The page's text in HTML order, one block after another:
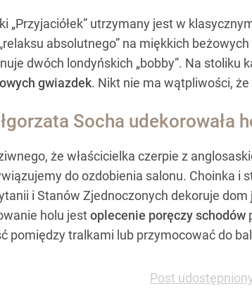
„Przyjaciółek” utrzymany jest w
absolutnego” na miękkich
dwóch londyńskich „bobby”. Na
gwiazdek. Nikt nie ma wątpliwości,
Socha udekorowała
że właścicielka czerpie z
do ozdobienia salonu. Choinka i
i Stanów Zjednoczonych dekoruje dom
holu jestoplecenie poręczy schodów
pomiędzy tralkami lub przymocować do
Post